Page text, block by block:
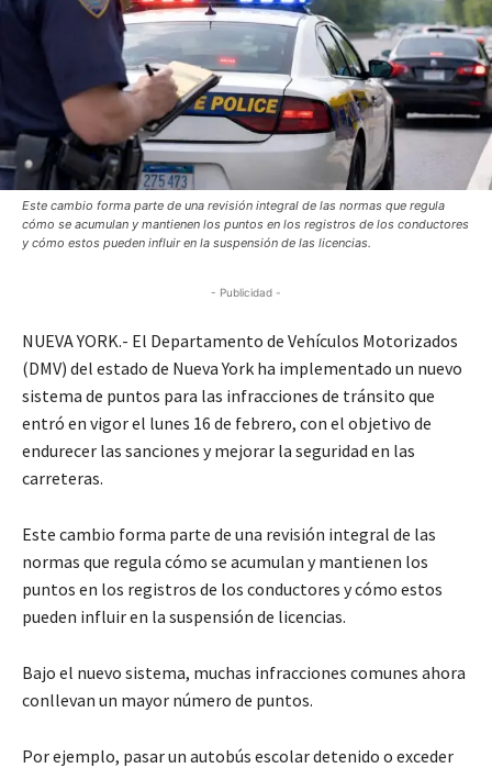
Este cambio forma parte de una revisión integral de las normas que regula
cómo se acumulan y mantienen los puntos en los registros de los conductores
y cómo estos pueden influir en la suspensión de las licencias.
- Publicidad -
NUEVA YORK.- El Departamento de Vehículos Motorizados
(DMV) del estado de Nueva York ha implementado un nuevo
sistema de puntos para las infracciones de tránsito que
entró en vigor el lunes 16 de febrero, con el objetivo de
endurecer las sanciones y mejorar la seguridad en las
carreteras.
Este cambio forma parte de una revisión integral de las
normas que regula cómo se acumulan y mantienen los
puntos en los registros de los conductores y cómo estos
pueden influir en la suspensión de licencias.
Bajo el nuevo sistema, muchas infracciones comunes ahora
conllevan un mayor número de puntos.
Por ejemplo, pasar un autobús escolar detenido o exceder